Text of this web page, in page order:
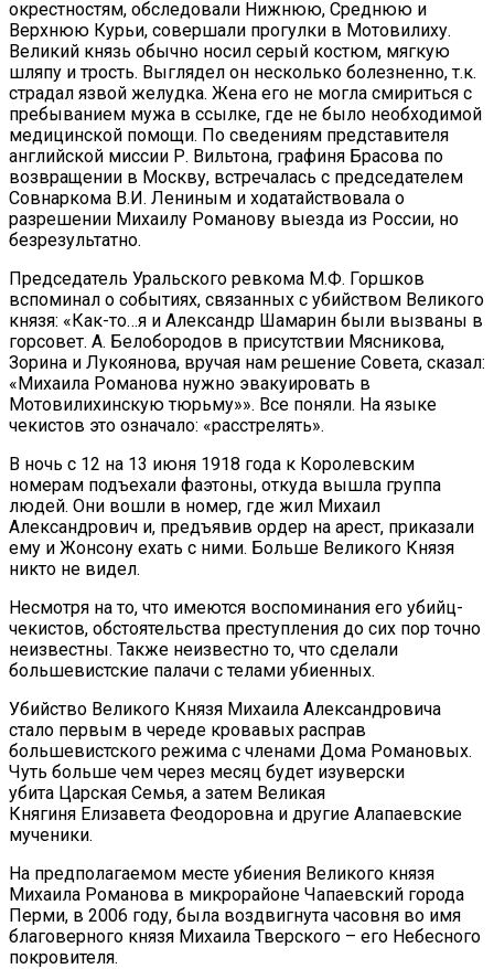
окрестностям, обследовали Нижнюю, Среднюю и
Верхнюю Курьи, совершали прогулки в Мотовилиху.
Великий князь обычно носил серый костюм, мягкую
шляпу и трость. Выглядел он несколько болезненно, т.к.
страдал язвой желудка. Жена его не могла смириться с
пребыванием мужа в ссылке, где не было необходимой
медицинской помощи. По сведениям представителя
английской миссии Р. Вильтона, графиня Брасова по
возвращении в Москву, встречалась с председателем
Совнаркома В.И. Лениным и ходатайствовала о
разрешении Михаилу Романову выезда из России, но
безрезультатно.
Председатель Уральского ревкома М.Ф. Горшков
вспоминал о событиях, связанных с убийством Великого
князя: «Как-то…я и Александр Шамарин были вызваны в
горсовет. А. Белобородов в присутствии Мясникова,
Зорина и Лукоянова, вручая нам решение Совета, сказал:
«Михаила Романова нужно эвакуировать в
Мотовилихинскую тюрьму»». Все поняли. На языке
чекистов это означало: «расстрелять».
В ночь с 12 на 13 июня 1918 года к Королевским
номерам подъехали фаэтоны, откуда вышла группа
людей. Они вошли в номер, где жил Михаил
Александрович и, предъявив ордер на арест, приказали
ему и Жонсону ехать с ними. Больше Великого Князя
никто не видел.
Несмотря на то, что имеются воспоминания его убийц-
чекистов, обстоятельства преступления до сих пор точно
неизвестны. Также неизвестно то, что сделали
большевистские палачи с телами убиенных.
Убийство Великого Князя Михаила Александровича
стало первым в череде кровавых расправ
большевистского режима с членами Дома Романовых.
Чуть больше чем через месяц будет изуверски
убита Царская Семья, а затем Великая
Княгиня Елизавета Феодоровна и другие Алапаевские
мученики.
На предполагаемом месте убиения Великого князя
Михаила Романова в микрорайоне Чапаевский города
Перми, в 2006 году, была воздвигнута часовня во имя
благоверного князя Михаила Тверского – его Небесного
покровителя.